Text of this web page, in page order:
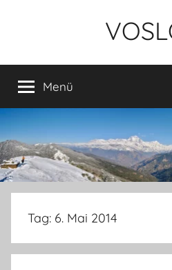
Menü
Tag: 6. Mai 2014